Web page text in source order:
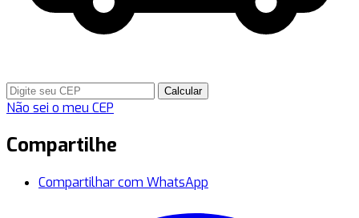
Calcular
Não sei o meu CEP
Compartilhe
Compartilhar com WhatsApp